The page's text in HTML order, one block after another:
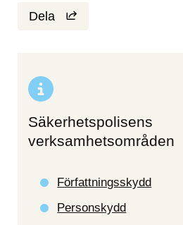
Dela
Säkerhetspolisens
verksamhetsområden
Författningsskydd
Personskydd